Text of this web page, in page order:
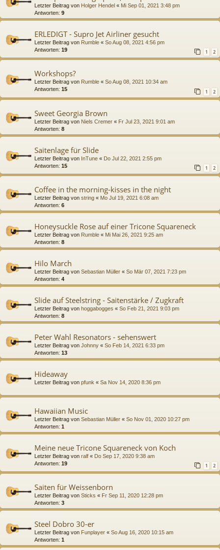
Letzter Beitrag von Holger Hendel « Mi Sep 01, 2021 3:48 pm
Antworten: 9
ERLEDIGT - Supro Jet Airliner gesucht
Letzter Beitrag von Rumble « So Aug 08, 2021 4:56 pm
Antworten: 19 1 2
Workshops?
Letzter Beitrag von Rumble « So Aug 08, 2021 10:34 am
Antworten: 15 1 2
Sweet Georgia Brown
Letzter Beitrag von Niels Cremer « Fr Jul 23, 2021 9:01 am
Antworten: 8
Saitenlage für Slide
Letzter Beitrag von InTune « Do Jul 22, 2021 2:55 pm
Antworten: 15 1 2
Coffee in the morning-kisses in the night
Letzter Beitrag von string « Mo Jul 19, 2021 6:08 am
Antworten: 6
Honeysuckle Rose auf einer Tricone Squareneck
Letzter Beitrag von Rumble « Mi Mai 26, 2021 9:25 am
Antworten: 8
Hilo March
Letzter Beitrag von Sebastian Müller « So Mär 07, 2021 7:23 pm
Antworten: 4
Slide auf Steelstring - Saitenstärke / Zugkraft
Letzter Beitrag von hoggabogges « So Feb 21, 2021 9:03 pm
Antworten: 8
Peter Wahl Resonators - sehenswert
Letzter Beitrag von Johnny « So Feb 14, 2021 6:33 pm
Antworten: 13
Hideaway
Letzter Beitrag von pfunk « Sa Nov 14, 2020 8:36 pm
Hawaiian Music
Letzter Beitrag von Sebastian Müller « So Nov 01, 2020 10:27 pm
Antworten: 1
Meine neue Tricone Squareneck von Koch
Letzter Beitrag von ralf « Do Sep 17, 2020 9:38 am
Antworten: 19 1 2
Saiten für Weissenborn
Letzter Beitrag von Sticks « Fr Sep 11, 2020 12:28 pm
Antworten: 3
Steel Dobro 30-er
Letzter Beitrag von Funplayer « So Aug 16, 2020 10:15 am
Antworten: 1